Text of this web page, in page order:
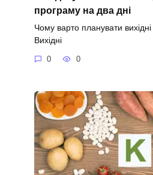
програму на два дні
Чому варто планувати вихідні
Вихідні
0 0